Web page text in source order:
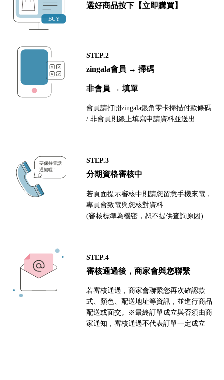
選好商品按下【立即購買】
STEP.2
zingala會員 → 掃碼
非會員 → 填單
會員請打開zingala銀角零卡掃描付款條碼
/ 非會員則線上填寫申請資料並送出
STEP.3
分期資格審核中
若頁面提示審核中則請您留意手機來電，
專員會致電與您核對資料
(審核標準為機密，恕不提供查詢原因)
STEP.4
審核通過後，商家會與您聯繫
若審核通過，商家會聯繫您再次確認款
式、顏色、配送地址等資訊，並進行商品
配送或面交。※最終訂單成立與否須由商
家通知，審核通過不代表訂單一定成立